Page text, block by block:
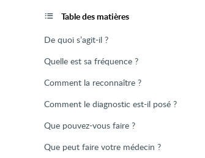
Table des matières
De quoi s’agit-il ?
Quelle est sa fréquence ?
Comment la reconnaître ?
Comment le diagnostic est-il posé ?
Que pouvez-vous faire ?
Que peut faire votre médecin ?